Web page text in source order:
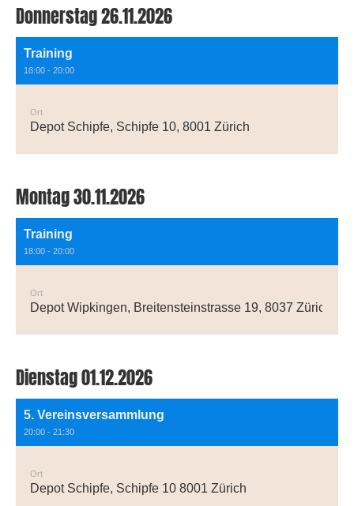
Donnerstag 26.11.2026
Training
18:00 - 20:00
Ort
Depot Schipfe, Schipfe 10, 8001 Zürich
Montag 30.11.2026
Training
18:00 - 20:00
Ort
Depot Wipkingen, Breitensteinstrasse 19, 8037 Zürich
Dienstag 01.12.2026
5. Vereinsversammlung
20:00 - 21:30
Ort
Depot Schipfe, Schipfe 10 8001 Zürich